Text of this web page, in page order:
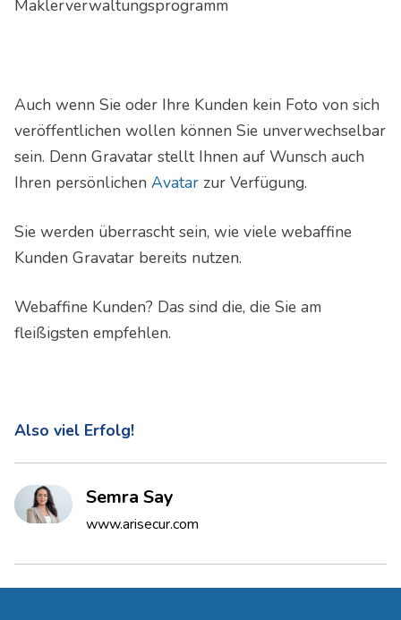
Auch wenn Sie oder Ihre Kunden kein Foto von sich
veröffentlichen wollen können Sie unverwechselbar
sein. Denn Gravatar stellt Ihnen auf Wunsch auch
Ihren persönlichen Avatar zur Verfügung.
Sie werden überrascht sein, wie viele webaffine
Kunden Gravatar bereits nutzen.
Webaffine Kunden? Das sind die, die Sie am
fleißigsten empfehlen.
Also viel Erfolg!
Semra Say
www.arisecur.com